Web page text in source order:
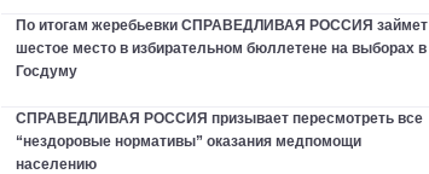
По итогам жеребьевки СПРАВЕДЛИВАЯ РОССИЯ займет
шестое место в избирательном бюллетене на выборах в
Госдуму
СПРАВЕДЛИВАЯ РОССИЯ призывает пересмотреть все
“нездоровые нормативы” оказания медпомощи
населению